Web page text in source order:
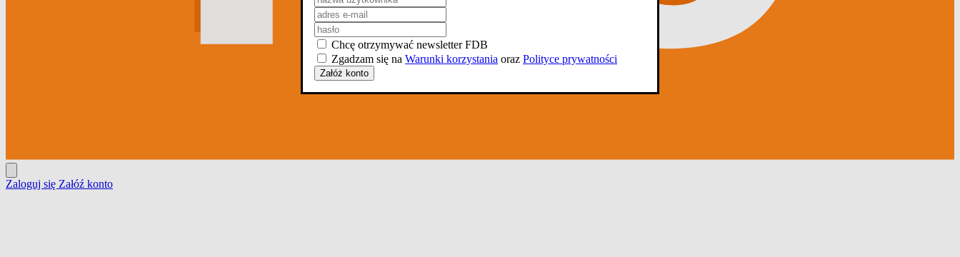
Zaloguj się Załóź konto
Chcę otrzymywać newsletter FDB
Zgadzam się na Warunki korzystania oraz Polityce prywatności
Załóż konto